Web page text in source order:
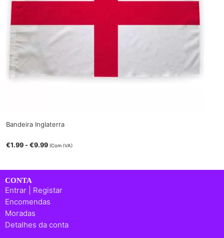
Bandeira Inglaterra
€1.99 -€9.99 (Com IVA)
CONTA
Entrar | Registar
Encomendas
Moradas
Detalhes da conta